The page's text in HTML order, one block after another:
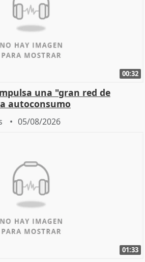
00:32
una "gran red de
autoconsumo
05/08/2026
01:33